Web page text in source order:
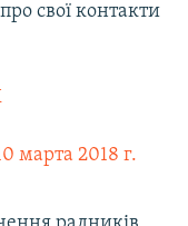
свої контакти
марта 2018 г.